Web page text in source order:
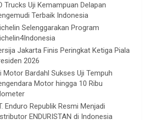
Trucks Uji Kemampuan Delapan
Terbaik Indonesia
Selenggarakan Program
Jakarta Finis Peringkat Ketiga Piala
2026
Motor Bardahl Sukses Uji Tempuh
Motor hingga 10 Ribu
Enduro Republik Resmi Menjadi
ENDURISTAN di Indonesia